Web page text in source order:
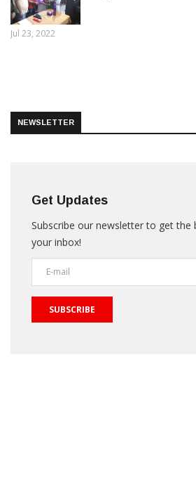
Jul 23, 2022
NEWSLETTER
Get Updates
Subscribe our newsletter to get the
your inbox!
SUBSCRIBE